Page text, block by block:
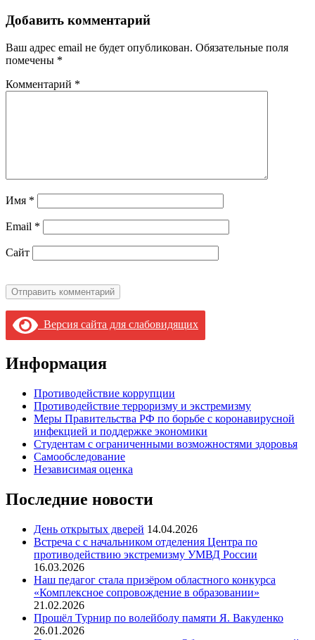
Добавить комментарий
Ваш адрес email не будет опубликован. Обязательные поля
помечены *
Комментарий *
Имя *
Email *
Сайт
Версия сайта для слабовидящих
Информация
Противодействие коррупции
Противодействие терроризму и экстремизму
Меры Правительства РФ по борьбе с коронавирусной
инфекцией и поддержке экономики
Студентам с ограниченными возможностями здоровья
Самообследование
Независимая оценка
Последние новости
День открытых дверей 14.04.2026
Встреча с с начальником отделения Центра по
противодействию экстремизму УМВД России
16.03.2026
Наш педагог стала призёром областного конкурса
«Комплексное сопровождение в образовании»
21.02.2026
Прошёл Турнир по волейболу памяти Я. Вакуленко
26.01.2026